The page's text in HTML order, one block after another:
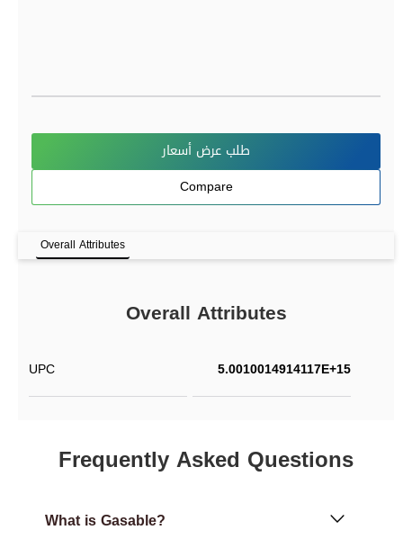
طلب عرض أسعار
Compare
Overall Attributes
Overall Attributes
UPC 5.0010014914117E+15
Frequently Asked Questions
What is Gasable?